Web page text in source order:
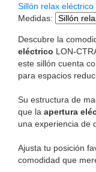
Sillón relax
Medidas:
Descubre la
eléctrico LON-
este sillón cuenta
para espacios
Su estructura de
que la apertura
una experiencia de
Ajusta tu posición
comodidad que